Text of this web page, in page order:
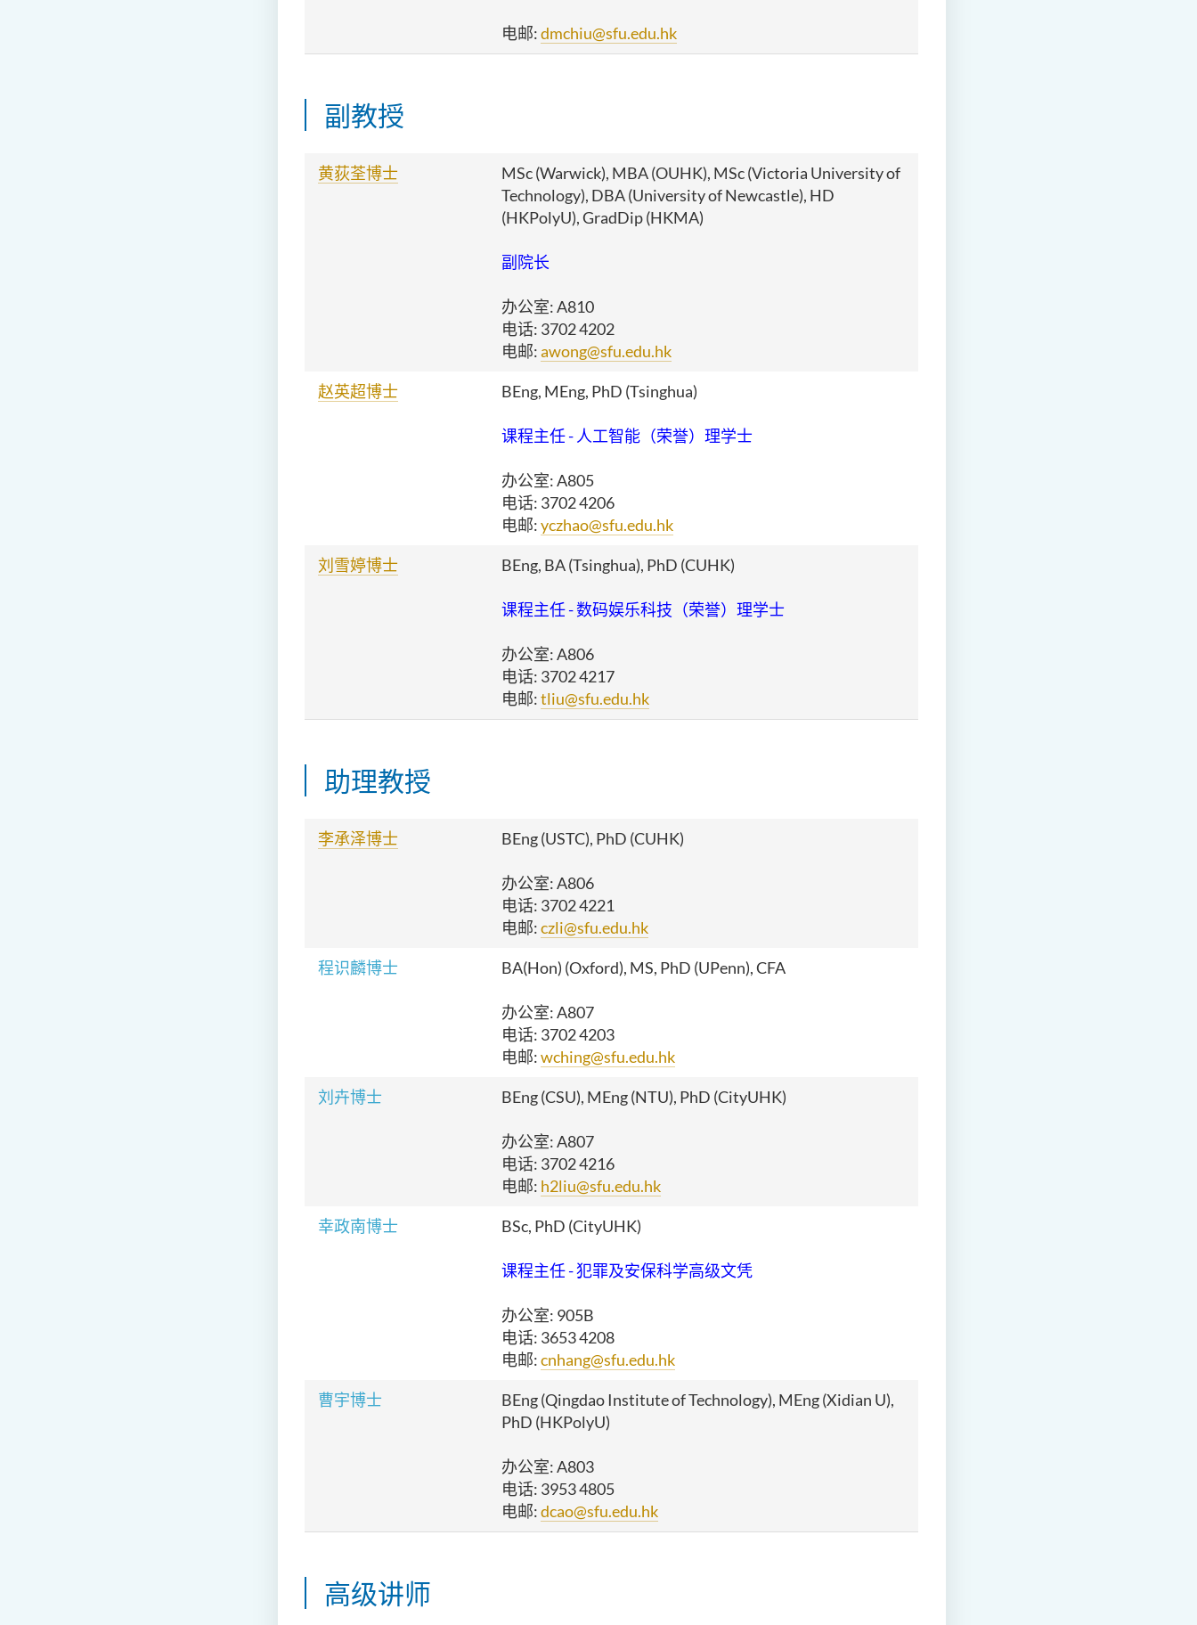
电邮:dmchiu@sfu.edu.hk
副教授
黄荻荃博士
MSc (Warwick), MBA (OUHK), MSc (Victoria University of
Technology), DBA (University of Newcastle), HD
(HKPolyU), GradDip (HKMA)
副院长
办公室: A810
电话: 3702 4202
电邮:awong@sfu.edu.hk
赵英超博士 BEng, MEng, PhD (Tsinghua)
课程主任 - 人工智能（荣誉）理学士
办公室: A805
电话: 3702 4206
电邮:yczhao@sfu.edu.hk
刘雪婷博士 BEng, BA (Tsinghua), PhD (CUHK)
课程主任 - 数码娱乐科技（荣誉）理学士
办公室: A806
电话: 3702 4217
电邮:tliu@sfu.edu.hk
助理教授
李承泽博士 BEng (USTC), PhD (CUHK)
办公室: A806
电话: 3702 4221
电邮:czli@sfu.edu.hk
程识麟博士 BA(Hon) (Oxford), MS, PhD (UPenn), CFA
办公室: A807
电话: 3702 4203
电邮:wching@sfu.edu.hk
刘卉博士 BEng (CSU), MEng (NTU), PhD (CityUHK)
办公室: A807
电话: 3702 4216
电邮: h2liu@sfu.edu.hk
幸政南博士 BSc, PhD (CityUHK)
课程主任 - 犯罪及安保科学高级文凭
办公室: 905B
电话: 36534208
电邮:cnhang@sfu.edu.hk
曹宇博士
BEng (Qingdao Institute of Technology), MEng (Xidian U),
PhD (HKPolyU)
办公室: A803
电话: 3953 4805
电邮:dcao@sfu.edu.hk
高级讲师